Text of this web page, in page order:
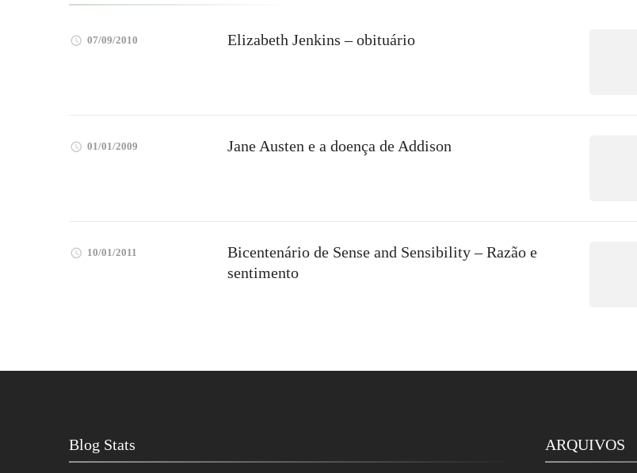
07/09/2010 Elizabeth Jenkins – obituário
01/01/2009 Jane Austen e a doença de Addison
10/01/2011
Bicentenário de Sense and Sensibility – Razão e
sentimento
Blog Stats ARQUIVOS